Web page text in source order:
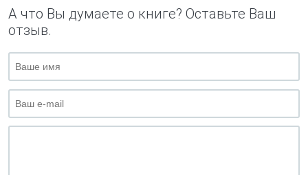
А что Вы думаете о книге? Оставьте Ваш
отзыв.